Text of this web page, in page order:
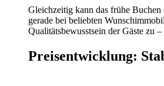
Gleichzeitig kann das frühe
gerade bei beliebten
Qualitätsbewusstsein der Gäste zu
Preisentwicklung: